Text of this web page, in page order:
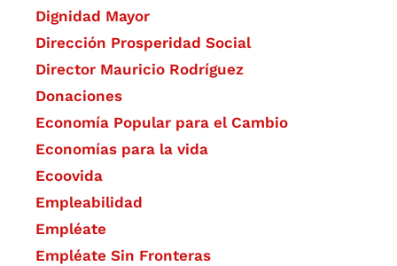
Dignidad Mayor
Dirección Prosperidad Social
Director Mauricio Rodríguez
Donaciones
Economía Popular para el Cambio
Economías para la vida
Ecoovida
Empleabilidad
Empléate
Empléate Sin Fronteras